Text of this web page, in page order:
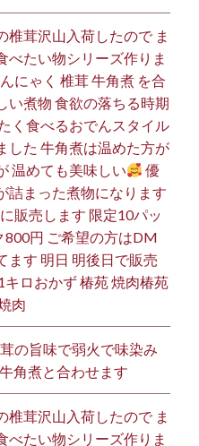
椎茸沢山入荷したので ま
べたい物シリーズ作りま
にゃく 椎茸 牛角煮 を合
い煮物 食欲の落ちる時期
く食べるおでんスタイル
した 牛角煮は温めた方が
温めても美味しい
優
詰まった煮物になります
販売します 限定10パッ
800円 ご希望の方はDM
ます 明日 明後日で販売
キロおかず 椿苑 焼肉椿苑
肉
の旨味で弱火で味染み
牛角煮と合わせます
椎茸沢山入荷したので ま
べたい物シリーズ作りま